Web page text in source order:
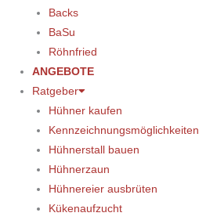
Backs
BaSu
Röhnfried
ANGEBOTE
Ratgeber
Hühner kaufen
Kennzeichnungsmöglichkeiten
Hühnerstall bauen
Hühnerzaun
Hühnereier ausbrüten
Kükenaufzucht